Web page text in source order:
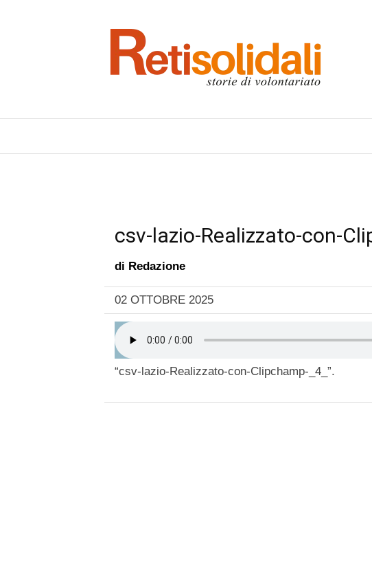
csv-lazio-Realizzato-con-
di Redazione
02 OTTOBRE 2025
“csv-lazio-Realizzato-con-Clipchamp-_4_”.